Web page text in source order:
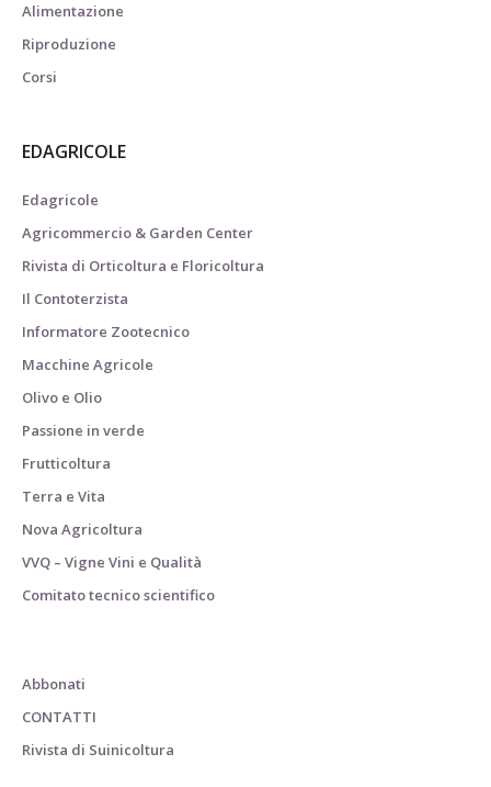
Alimentazione
Riproduzione
Corsi
EDAGRICOLE
Edagricole
Agricommercio & Garden Center
Rivista di Orticoltura e Floricoltura
Il Contoterzista
Informatore Zootecnico
Macchine Agricole
Olivo e Olio
Passione in verde
Frutticoltura
Terra e Vita
Nova Agricoltura
VVQ – Vigne Vini e Qualità
Comitato tecnico scientifico
Abbonati
CONTATTI
Rivista di Suinicoltura